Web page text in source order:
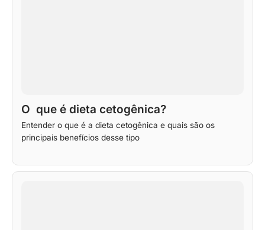
O que é dieta cetogênica?
Entender o que é a dieta cetogênica e quais são os
principais benefícios desse tipo